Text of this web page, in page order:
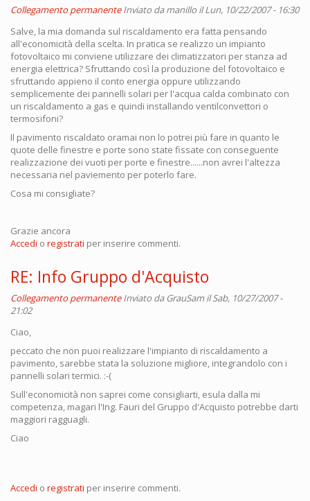
Collegamento permanente Inviato damanillo il Lun, 10/22/2007 - 16:30
Salve, la mia domanda sul riscaldamento era fatta pensando
all'economicità della scelta. In pratica se realizzo un impianto
fotovoltaico mi conviene utilizzare dei climatizzatori per stanza ad
energia elettrica? Sfruttando così la produzione del fotovoltaico e
sfruttando appieno il conto energia oppure utilizzando
semplicemente dei pannelli solari per l'acqua calda combinato con
un riscaldamento a gas e quindi installando ventilconvettori o
termosifoni?
Il pavimento riscaldato oramai non lo potrei più fare in quanto le
quote delle finestre e porte sono state fissate con conseguente
realizzazione dei vuoti per porte e finestre......non avrei l'altezza
necessaria nel paviemento per poterlo fare.
Cosa mi consigliate?
Grazie ancora
Accedi o registrati per inserire commenti.
RE: Info Gruppo d'Acquisto
Collegamento permanente Inviato daGrauSamil Sab, 10/27/2007 -
21:02
Ciao,
peccato che non puoi realizzare l'impianto di riscaldamento a
pavimento, sarebbe stata la soluzione migliore, integrandolo con i
pannelli solari termici. :-(
Sull'economicità non saprei come consigliarti, esula dalla mi
competenza, magari l'Ing. Fauri del Gruppo d'Acquisto potrebbe darti
maggiori ragguagli.
Ciao
Accedi o registrati per inserire commenti.